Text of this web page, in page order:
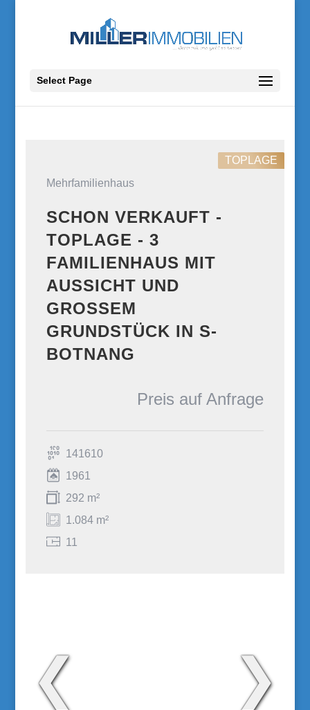
Select Page
Mehrfamilienhaus
TOPLAGE
SCHON VERKAUFT -
TOPLAGE - 3
FAMILIENHAUS MIT
AUSSICHT UND
GROSSEM G
RUNDSTÜCK IN S-B
OTNANG
Preis auf Anfrage
141610
1961
292 m²
1.084 m²
11
❮ ❯